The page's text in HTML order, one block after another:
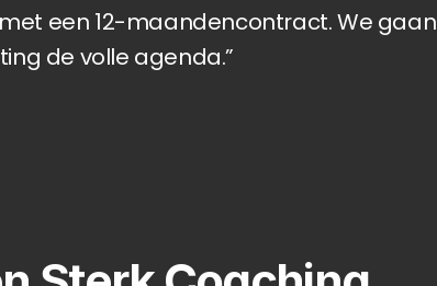
met een 12-maandencontract. We gaan
de volle agenda.”